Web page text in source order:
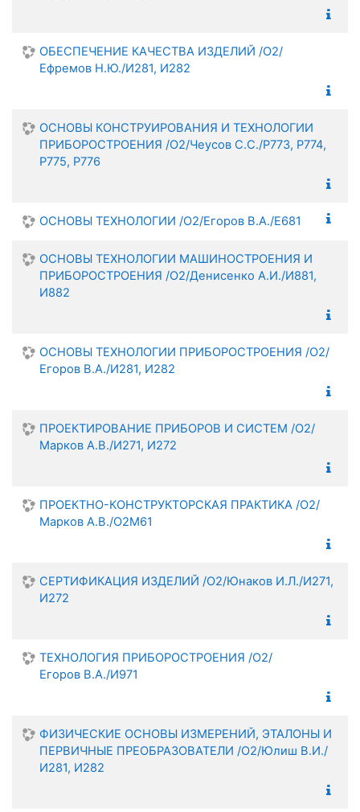
ОБЕСПЕЧЕНИЕ КАЧЕСТВА ИЗДЕЛИЙ /О2/
Ефремов Н.Ю./И281, И282
ОСНОВЫ КОНСТРУИРОВАНИЯ И ТЕХНОЛОГИИ
ПРИБОРОСТРОЕНИЯ /О2/Чеусов С.С./Р773, Р774,
Р775, Р776
ОСНОВЫ ТЕХНОЛОГИИ /О2/Егоров В.А./Е681
ОСНОВЫ ТЕХНОЛОГИИ МАШИНОСТРОЕНИЯ И
ПРИБОРОСТРОЕНИЯ /О2/Денисенко А.И./И881,
И882
ОСНОВЫ ТЕХНОЛОГИИ ПРИБОРОСТРОЕНИЯ /О2/
Егоров В.А./И281, И282
ПРОЕКТИРОВАНИЕ ПРИБОРОВ И СИСТЕМ /О2/
Марков А.В./И271, И272
ПРОЕКТНО-КОНСТРУКТОРСКАЯ ПРАКТИКА /О2/
Марков А.В./О2М61
СЕРТИФИКАЦИЯ ИЗДЕЛИЙ /О2/Юнаков И.Л./И271,
И272
ТЕХНОЛОГИЯ ПРИБОРОСТРОЕНИЯ /О2/
Егоров В.А./И971
ФИЗИЧЕСКИЕ ОСНОВЫ ИЗМЕРЕНИЙ, ЭТАЛОНЫ И
ПЕРВИЧНЫЕ ПРЕОБРАЗОВАТЕЛИ /О2/Юлиш В.И./
И281, И282